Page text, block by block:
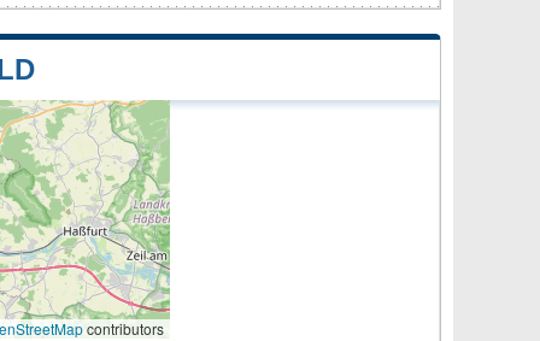
contributors